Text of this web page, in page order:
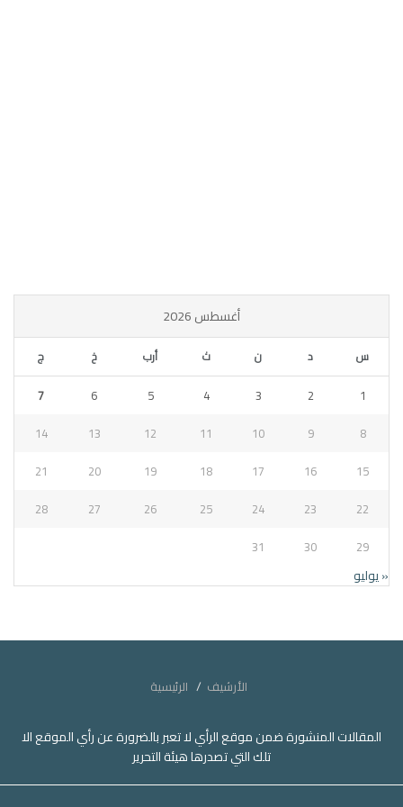
أغسطس 2026
س د ن ث أرب خ ج
1
2
3
4
5
6
7
8
9
10
11
12
13
14
15
16
17
18
19
20
21
22
23
24
25
26
27
28
29
30
31
« يوليو
الأرشيف الرئيسية
المقالات المنشورة ضمن موقع الرأي لا تعبر بالضرورة عن رأي الموقع الا
تلك التي تصدرها هيئة التحرير